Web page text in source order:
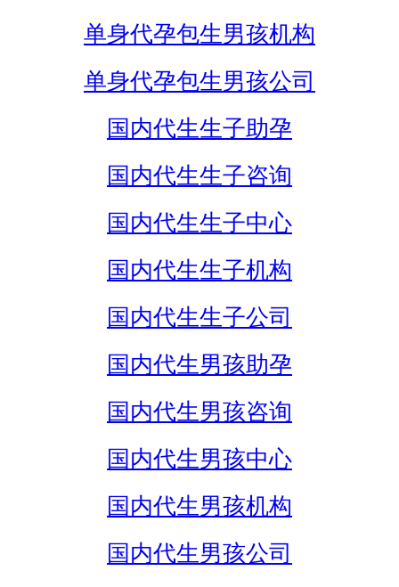
单身代孕包生男孩机构
单身代孕包生男孩公司
国内代生生子助孕
国内代生生子咨询
国内代生生子中心
国内代生生子机构
国内代生生子公司
国内代生男孩助孕
国内代生男孩咨询
国内代生男孩中心
国内代生男孩机构
国内代生男孩公司